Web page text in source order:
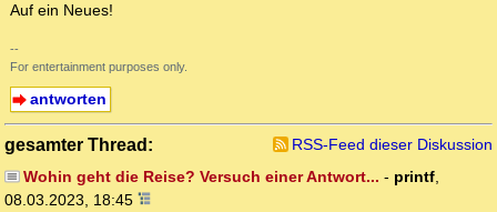
Auf ein Neues!
--
For entertainment purposes only.
antworten
gesamter Thread:
RSS-Feed dieser Diskussion
Wohin geht die Reise? Versuch einer Antwort... - printf,
08.03.2023, 18:45